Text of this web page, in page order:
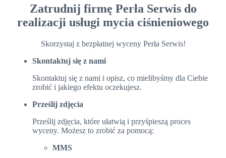
Zatrudnij firmę Perła Serwis do
realizacji usługi mycia ciśnieniowego
Skorzystaj z bezpłatnej wyceny Perła Serwis!
Skontaktuj się z nami
Skontaktuj się z nami i opisz, co mielibyśmy dla Ciebie
zrobić i jakiego efektu oczekujesz.
Prześlij zdjęcia
Prześlij zdjęcia, które ułatwią i przyśpieszą proces
wyceny. Możesz to zrobić za pomocą:
MMS